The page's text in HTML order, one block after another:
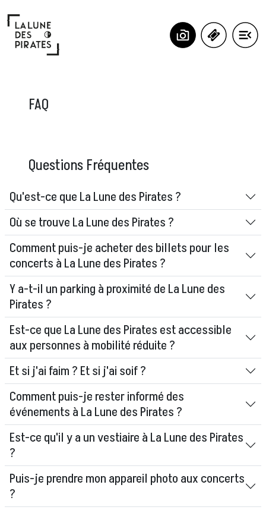
FAQ
Questions Fréquentes
Qu'est-ce que La Lune des Pirates ?
Où se trouve La Lune des Pirates ?
Comment puis-je acheter des billets pour les
concerts à La Lune des Pirates ?
Y a-t-il un parking à proximité de La Lune des
Pirates ?
Est-ce que La Lune des Pirates est accessible
aux personnes à mobilité réduite ?
Et si j'ai faim ? Et si j'ai soif ?
Comment puis-je rester informé des
événements à La Lune des Pirates ?
Est-ce qu'il y a un vestiaire à La Lune des Pirates
?
Puis-je prendre mon appareil photo aux concerts
?